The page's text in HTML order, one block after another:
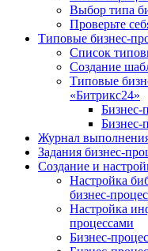
Выбор типа
Проверьте
Типовые бизнес-
Список
Создание
Типовые
«Битрикс24»
Бизнес-
Бизнес-
Журнал
Задания бизнес-
Создание и
Настройка
бизнес-
Настройка
процессами
Бизнес-